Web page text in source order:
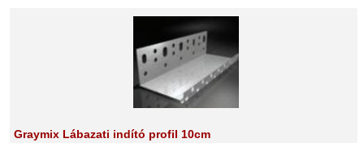
Graymix Lábazati indító profil 10cm